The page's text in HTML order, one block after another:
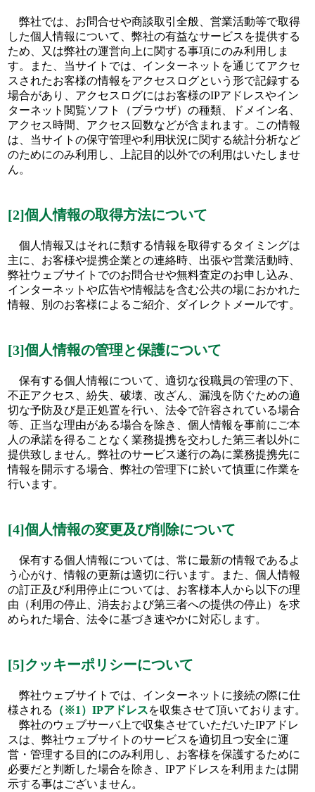
弊社では、お問合せや商談取引全般、営業活動等で取得
した個人情報について、弊社の有益なサービスを提供する
ため、又は弊社の運営向上に関する事項にのみ利用しま
す。また、当サイトでは、インターネットを通じてアクセ
スされたお客様の情報をアクセスログという形で記録する
場合があり、アクセスログにはお客様のIPアドレスやイン
ターネット閲覧ソフト（ブラウザ）の種類、ドメイン名、
アクセス時間、アクセス回数などが含まれます。この情報
は、当サイトの保守管理や利用状況に関する統計分析など
のためにのみ利用し、上記目的以外での利用はいたしませ
ん。
[2]個人情報の取得方法について
個人情報又はそれに類する情報を取得するタイミングは
主に、お客様や提携企業との連絡時、出張や営業活動時、
弊社ウェブサイトでのお問合せや無料査定のお申し込み、
インターネットや広告や情報誌を含む公共の場におかれた
情報、別のお客様によるご紹介、ダイレクトメールです。
[3]個人情報の管理と保護について
保有する個人情報について、適切な役職員の管理の下、
不正アクセス、紛失、破壊、改ざん、漏洩を防ぐための適
切な予防及び是正処置を行い、法令で許容されている場合
等、正当な理由がある場合を除き、個人情報を事前にご本
人の承諾を得ることなく業務提携を交わした第三者以外に
提供致しません。弊社のサービス遂行の為に業務提携先に
情報を開示する場合、弊社の管理下に於いて慎重に作業を
行います。
[4]個人情報の変更及び削除について
保有する個人情報については、常に最新の情報であるよ
う心がけ、情報の更新は適切に行います。また、個人情報
の訂正及び利用停止については、お客様本人から以下の理
由（利用の停止、消去および第三者への提供の停止）を求
められた場合、法令に基づき速やかに対応します。
[5]クッキーポリシーについて
弊社ウェブサイトでは、インターネットに接続の際に仕
様される
（※1）IPアドレスを収集させて頂いております。
弊社のウェブサーバ上で収集させていただいたIPアドレ
スは、弊社ウェブサイトのサービスを適切且つ安全に運
営・管理する目的にのみ利用し、お客様を保護するために
必要だと判断した場合を除き、IPアドレスを利用または開
示する事はございません。